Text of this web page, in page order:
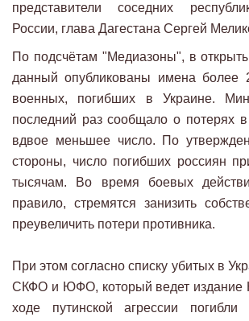
представители соседних
России, глава Дагестана Сергей
По подсчётам "Медиазоны", в
данный опубликованы имена более
военных, погибших в Украине.
последний раз сообщало о потерях
вдвое меньшее число. По
стороны, число погибших россиян
тысячам. Во время боевых
правило, стремятся занизить
преувеличить потери противника.
При этом согласно списку убитых в
СКФО и ЮФО, который ведет издание
ходе путинской агрессии